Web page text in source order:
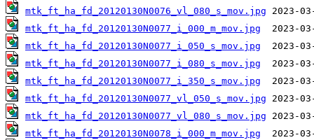
mtk_ft_ha_fd_20120130N0076_vl_080_s_mov.jpg
mtk_ft_ha_fd_20120130N0077_i_000_m_mov.jpg
mtk_ft_ha_fd_20120130N0077_i_050_s_mov.jpg
mtk_ft_ha_fd_20120130N0077_i_080_s_mov.jpg
mtk_ft_ha_fd_20120130N0077_i_350_s_mov.jpg
mtk_ft_ha_fd_20120130N0077_vl_050_s_mov.jpg
mtk_ft_ha_fd_20120130N0077_vl_080_s_mov.jpg
mtk_ft_ha_fd_20120130N0078_i_000_m_mov.jpg